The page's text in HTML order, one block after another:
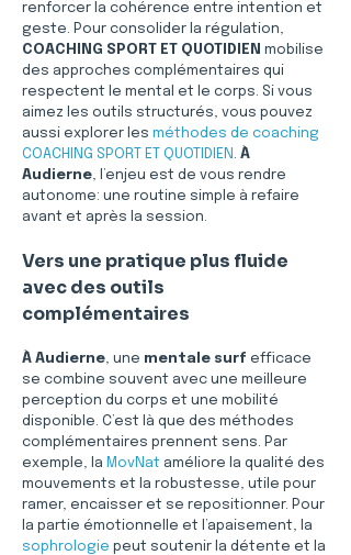
renforcer la cohérence entre intention et
geste. Pour consolider la régulation,
COACHING SPORT ET QUOTIDIEN mobilise
des approches complémentaires qui
respectent le mental et le corps. Si vous
aimez les outils structurés, vous pouvez
aussi explorer les méthodes de coaching
COACHING SPORT ET QUOTIDIEN . À
Audierne, l’enjeu est de vous rendre
autonome: une routine simple à refaire
avant et après la session.
Vers une pratique plus fluide
avec des outils
complémentaires
À Audierne, une mentale surf efficace
se combine souvent avec une meilleure
perception du corps et une mobilité
disponible. C’est là que des méthodes
complémentaires prennent sens. Par
exemple, la MovNat améliore la qualité des
mouvements et la robustesse, utile pour
ramer, encaisser et se repositionner. Pour
la partie émotionnelle et l’apaisement, la
sophrologie peut soutenir la détente et la